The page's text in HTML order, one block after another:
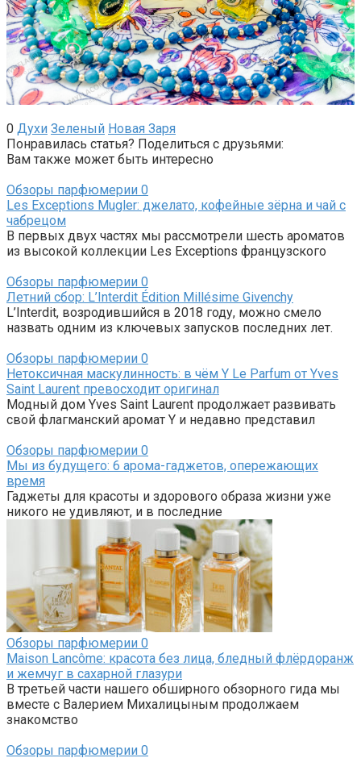
0 Духи Зеленый Новая Заря
Понравилась статья? Поделиться с друзьями:
Вам также может быть интересно
Обзоры парфюмерии 0
Les Exceptions Mugler: джелато, кофейные зёрна и чай с
чабрецом
В первых двух частях мы рассмотрели шесть ароматов
из высокой коллекции Les Exceptions французского
Обзоры парфюмерии 0
Летний сбор: L’Interdit Édition Millésime Givenchy
L’Interdit, возродившийся в 2018 году, можно смело
назвать одним из ключевых запусков последних лет.
Обзоры парфюмерии 0
Нетоксичная маскулинность: в чём Y Le Parfum от Yves
Saint Laurent превосходит оригинал
Модный дом Yves Saint Laurent продолжает развивать
свой флагманский аромат Y и недавно представил
Обзоры парфюмерии 0
Мы из будущего: 6 арома-гаджетов, опережающих
время
Гаджеты для красоты и здорового образа жизни уже
никого не удивляют, и в последние
Обзоры парфюмерии 0
Maison Lancôme: красота без лица, бледный флёрдоранж
и жемчуг в сахарной глазури
В третьей части нашего обширного обзорного гида мы
вместе с Валерием Михалицыным продолжаем
знакомство
Обзоры парфюмерии 0